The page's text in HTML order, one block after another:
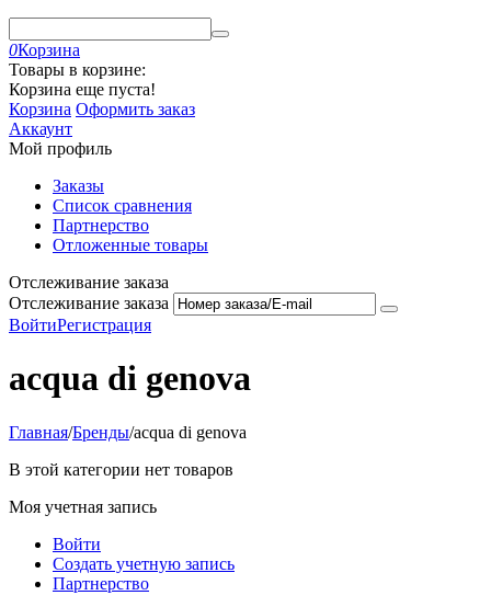
0Корзина
Товары в корзине:
Корзина еще пуста!
Корзина Оформить заказ
Аккаунт
Мой профиль
Заказы
Список сравнения
Партнерство
Отложенные товары
Отслеживание заказа
Отслеживание заказа
ВойтиРегистрация
acqua di genova
Главная/Бренды/acqua di genova
В этой категории нет товаров
Моя учетная запись
Войти
Создать учетную запись
Партнерство